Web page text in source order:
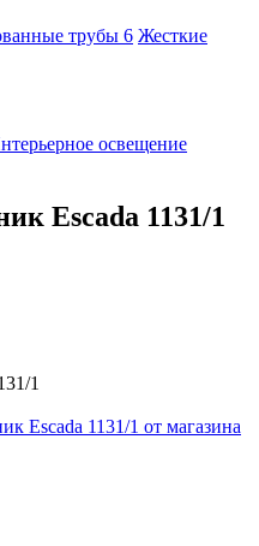
трубы 6 Жесткие
освещение
Escada 1131/1
1